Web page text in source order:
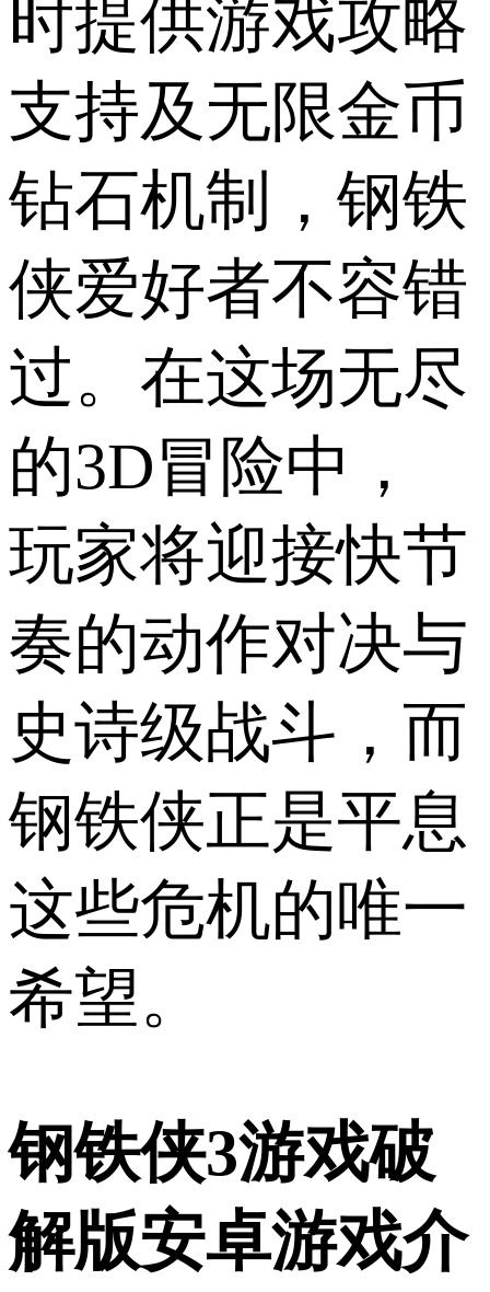
时提供游戏攻略
支持及无限金币
钻石机制，钢铁
侠爱好者不容错
过。在这场无尽
的3D冒险中，
玩家将迎接快节
奏的动作对决与
史诗级战斗，而
钢铁侠正是平息
这些危机的唯一
希望。
钢铁侠3游戏破
解版安卓游戏介